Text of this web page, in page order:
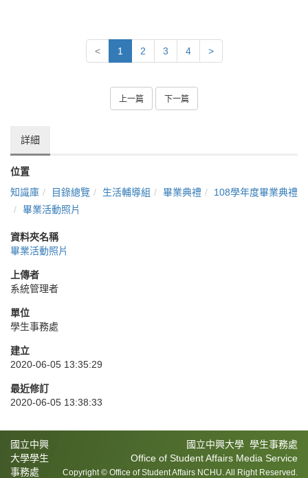
< 1 2 3 4 >
上一篇 下一篇
詳細
位置
知識庫
目錄總覽 生活輔導組 畢業典禮
108學年度畢業典禮
畢業活動照片
資料夾名稱
畢業活動照片
上傳者
系統管理者
單位
學生事務處
建立
2020-06-05 13:35:29
最近修訂
2020-06-05 13:38:33
國立中興大學 學生事務處
Office of Student Affairs Media Service
Copyright © Office of Student Affairs NCHU. All Right Reserved.
國立中興
大學學生
事務處